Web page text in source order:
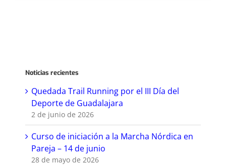
Noticias recientes
Quedada Trail Running por el III Día del
Deporte de Guadalajara
2 de junio de 2026
Curso de iniciación a la Marcha Nórdica en
Pareja – 14 de junio
28 de mayo de 2026